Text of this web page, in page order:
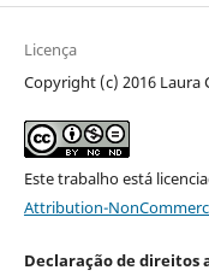
Licença
Copyright (c) 2016 Laura
Este trabalho está
Attribution-
Declaração de direitos